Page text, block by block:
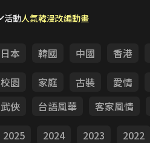
活動人氣韓漫改編動畫
日本 韓國 中國 香港
校園 家庭 古裝 愛情
武俠 台語風華 客家風情
2025 2024 2023 2022